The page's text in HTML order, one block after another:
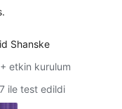
Shanske
etkin kurulum
ile test edildi